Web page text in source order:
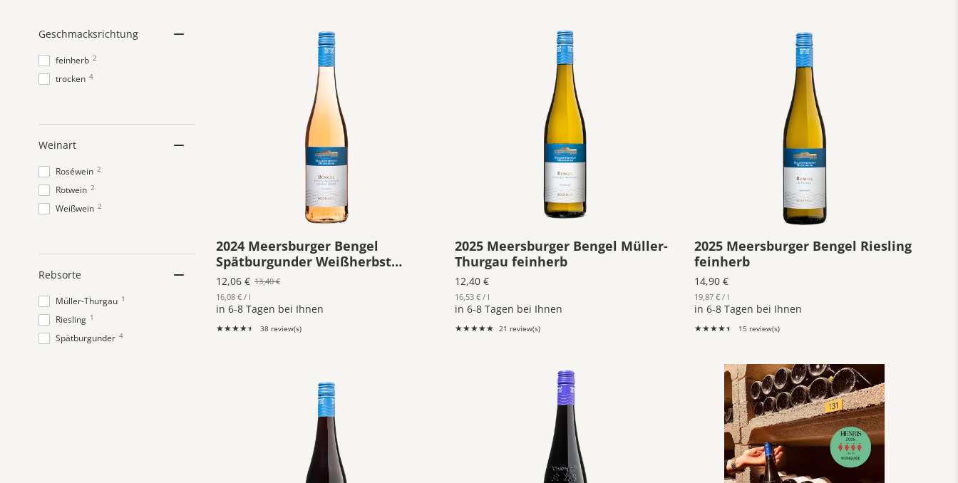
Geschmacksrichtung
feinherb 2
trocken 4
Weinart
Roséwein 2
Rotwein 2
Weißwein 2
Rebsorte
Müller-Thurgau 1
Riesling 1
Spätburgunder 4
2024 Meersburger Bengel
Spätburgunder Weißherbst
trocken
12,06 €
Old
price
13,40 €
16,08 € / l
in 6-8 Tagen bei Ihnen
★★★★★
Rating:
38 review(s)
2025 Meersburger Bengel Müller-
Thurgau feinherb
12,40 €
16,53 € / l
in 6-8 Tagen bei Ihnen
★★★★★
Rating:
21 review(s)
2025 Meersburger Bengel Riesling
feinherb
14,90 €
19,87 € / l
in 6-8 Tagen bei Ihnen
★★★★★
Rating:
15 review(s)